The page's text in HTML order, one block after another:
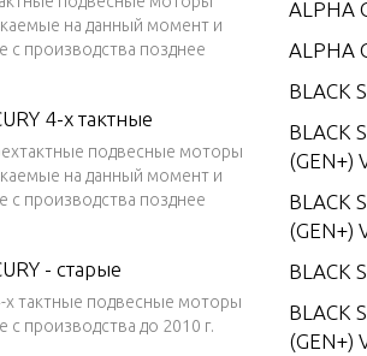
на данный момент и
с производства позднее
4-х тактные
подвесные моторы
на данный момент и
с производства позднее
- старые
х тактные подвесные моторы
с производства до 2010 г.
ALPHA
ALPHA
BLACK
BLACK
(GEN+)
BLACK
(GEN+)
BLACK
BLACK
(GEN+)